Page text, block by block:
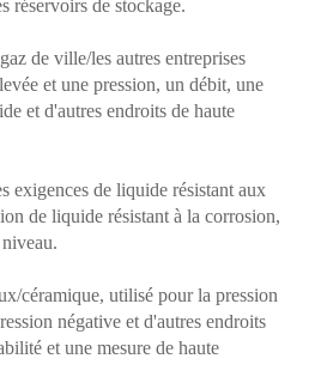
réservoirs de stockage.
de ville/les autres entreprises
et une pression, un débit, une
et d'autres endroits de haute
exigences de liquide résistant aux
de liquide résistant à la corrosion,
céramique, utilisé pour la pression
négative et d'autres endroits
et une mesure de haute